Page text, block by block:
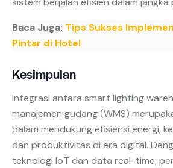
Baca Juga: Tips Sukses
Pintar di Hotel
Kesimpulan
Integrasi antara smart lighting
manajemen gudang (WMS)
dalam mendukung efisiensi energi,
dan produktivitas di era digital.
teknologi IoT dan data real-time,